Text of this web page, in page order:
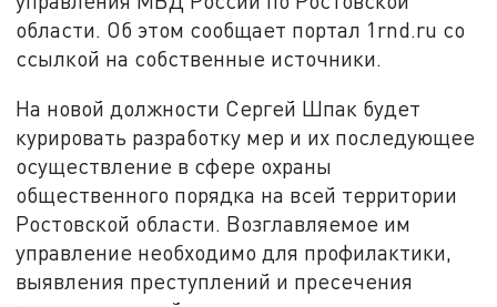
области. Об этом сообщает портал 1rnd.ru со
ссылкой на собственные источники.
На новой должности Сергей Шпак будет
курировать разработку мер и их последующее
осуществление в сфере охраны
общественного порядка на всей территории
Ростовской области. Возглавляемое им
управление необходимо для профилактики,
выявления преступлений и пресечения